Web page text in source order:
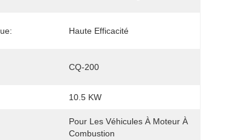
Haute Efficacité
CQ-200
10.5 KW
Pour Les Véhicules À Moteur À
Combustion